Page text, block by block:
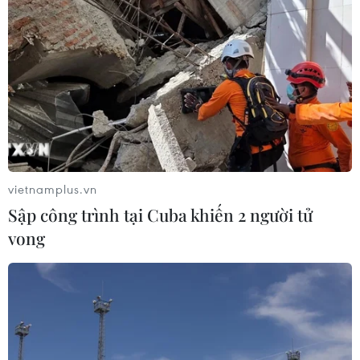
Tổng điều tra dân số và nhà ở: Nguồn dữ
liệu xây dựng chính sách
Ông Nguyễn Bích Lâm, Tổng cục trưởng Tổng cục
Thống kê, cho rằng cuộc tổng điều tra dân số và nhà ở
vietnamplus.vn
Sập công trình tại Cuba khiến 2 người tử
vong